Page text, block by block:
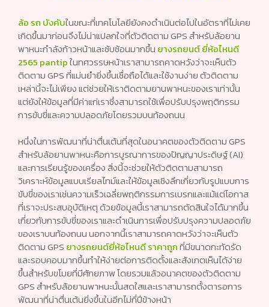
ล้อ รถ บังคับในขณะที่เทคโนโลยียังคงดำเนินต่อไปในอัตราที่ไม่เคย
เกิดขึ้นมาก่อนจึงไม่น่าแปลกใจที่ตัวติดตาม GPS สำหรับล้อยาน
พาหนะกำลังก้าวหน้าและซับซ้อนมากขึ้น ยางรถยนต์ ยี่ห้อไหนดี
2565 pantipในทศวรรษหน้าเราสามารถคาดหวังว่าจะเห็นตัว
ติดตาม GPS ที่แม่นยำยิ่งขึ้นเชื่อถือได้และใช้งานง่าย ตัวติดตาม
เหล่านี้จะไม่เพียง แต่ช่วยให้เราติดตามยานพาหนะของเราเท่านั้น
แต่ยังให้ข้อมูลที่มีค่าแก่เราซึ่งสามารถใช้เพื่อปรับปรุงพฤติกรรม
การขับขี่และความปลอดภัยโดยรวมบนท้องถนน
หนึ่งในการพัฒนาที่น่าตื่นเต้นที่สุดในอนาคตของตัวติดตาม GPS
สำหรับล้อยานพาหนะคือการบูรณาการของปัญญาประดิษฐ์ (AI)
และการเรียนรู้ของเครื่อง สิ่งนี้จะช่วยให้ตัวติดตามสามารถ
วิเคราะห์ข้อมูลแบบเรียลไทม์และให้ข้อมูลเชิงลึกเกี่ยวกับรูปแบบการ
ขับขี่ของเราเช่นความเร็วเฉลี่ยพฤติกรรมการเบรกและแม้แต่โอกาส
ที่เราจะประสบอุบัติเหตุ ด้วยข้อมูลนี้เราสามารถตัดสินใจได้มากขึ้น
เกี่ยวกับการขับขี่ของเราและดำเนินการเพื่อปรับปรุงความปลอดภัย
ของเราบนท้องถนน นอกจากนี้เราสามารถคาดหวังว่าจะเห็นตัว
ติดตาม GPS ยางรถยนต์ยี่ห้อไหนดี ราคาถูกที่มีขนาดกะทัดรัด
และรอบคอบมากขึ้นทำให้ง่ายต่อการติดตั้งและสังเกตเห็นได้ง่าย
ขึ้นสำหรับขโมยที่มีศักยภาพ โดยรวมแล้วอนาคตของตัวติดตาม
GPS สำหรับล้อยานพาหนะนั้นสดใสและเราสามารถตั้งตารอการ
พัฒนาที่น่าตื่นเต้นยิ่งขึ้นในอีกไม่กี่ปีข้างหน้า